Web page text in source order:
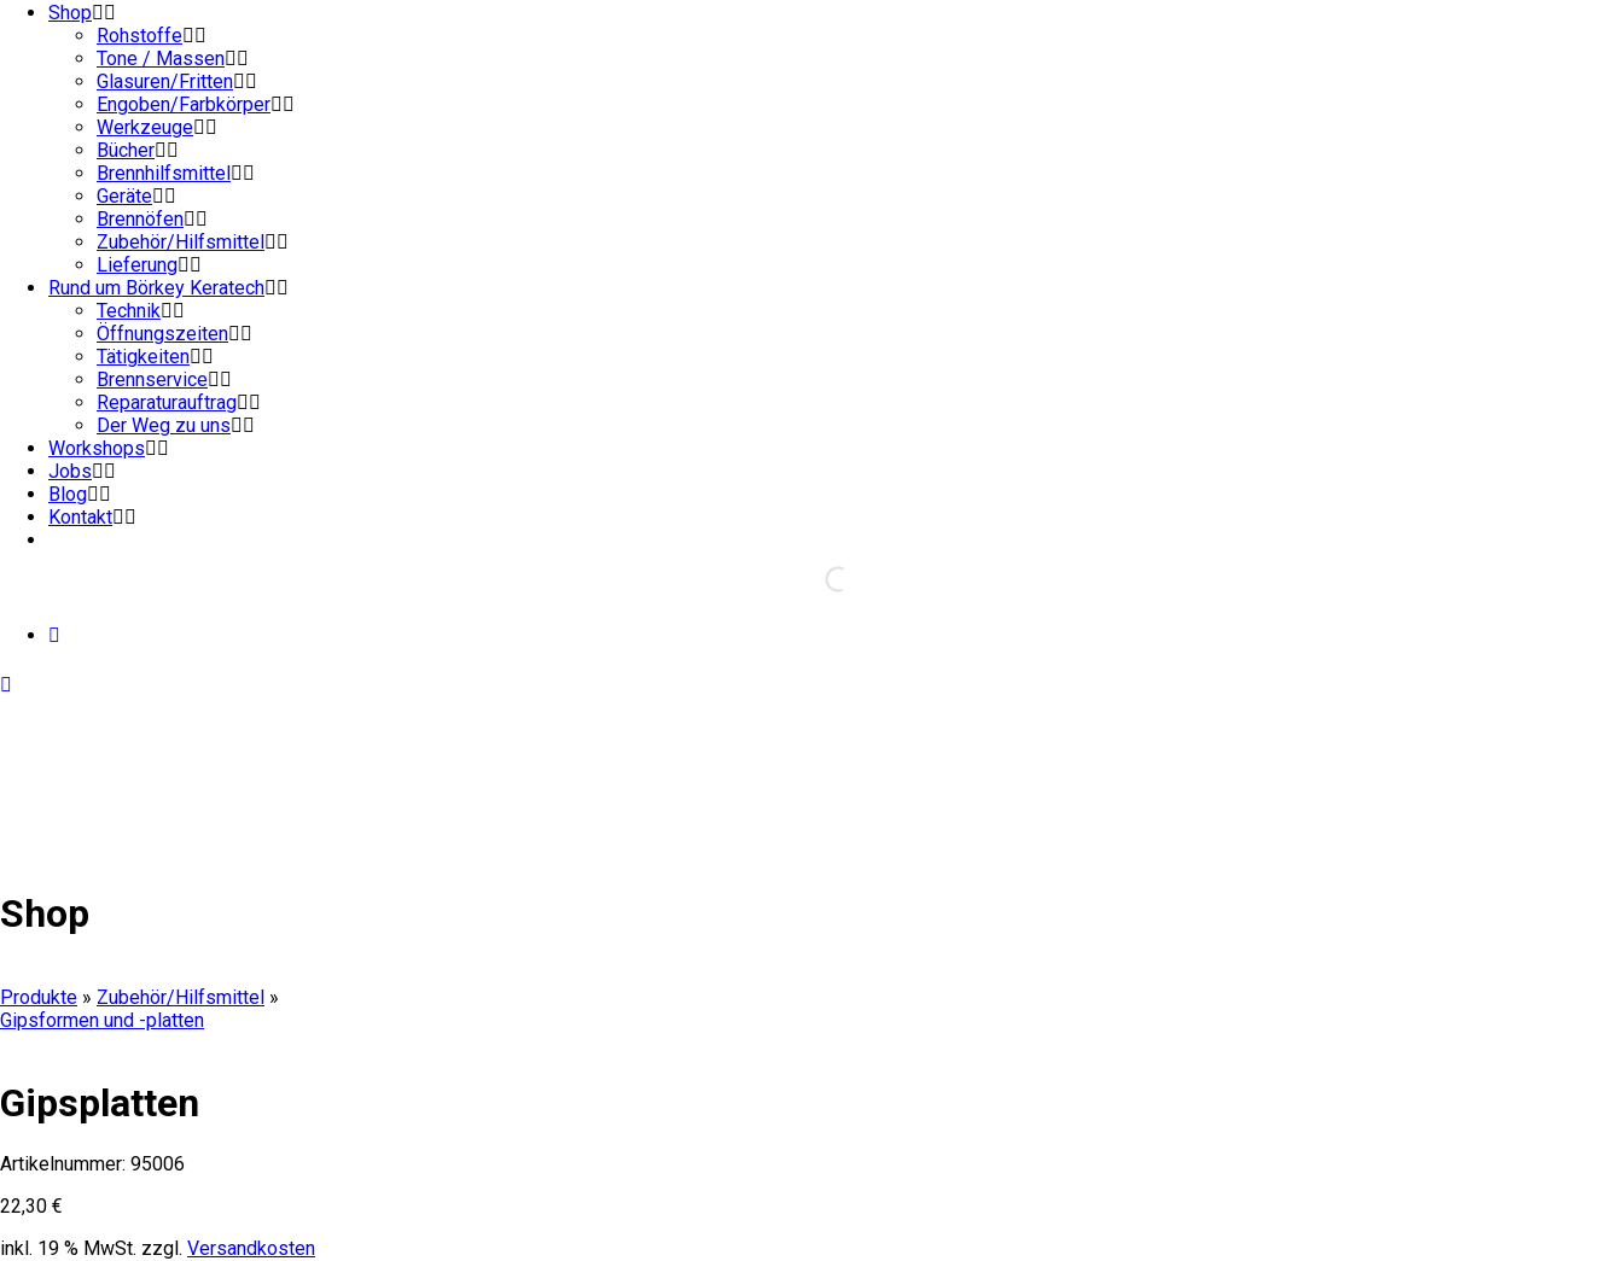
Shop
Rohstoffe
Tone / Massen
Glasuren/Fritten
Engoben/Farbkörper
Werkzeuge
Bücher
Brennhilfsmittel
Geräte
Brennöfen
Zubehör/Hilfsmittel
Lieferung
Rund um Börkey Keratech
Technik
Öffnungszeiten
Tätigkeiten
Brennservice
Reparaturauftrag
Der Weg zu uns
Workshops
Jobs
Blog
Kontakt
Shop
Produkte » Zubehör/Hilfsmittel »
Gipsformen und -platten
Gipsplatten
Artikelnummer: 95006
22,30 €
inkl. 19 % MwSt. zzgl. Versandkosten